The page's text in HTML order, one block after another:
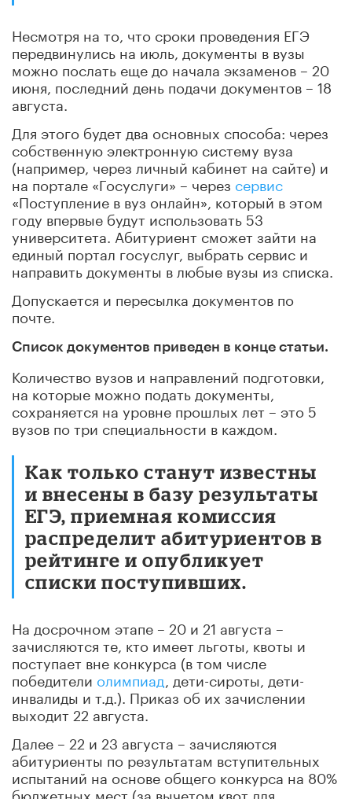
Несмотря на то, что сроки проведения ЕГЭ
передвинулись на июль, документы в вузы
можно послать еще до начала экзаменов – 20
июня, последний день подачи документов – 18
августа.
Для этого будет два основных способа: через
собственную электронную систему вуза
(например, через личный кабинет на сайте) и
на портале «Госуслуги» – через сервис
«Поступление в вуз онлайн», который в этом
году впервые будут использовать 53
университета. Абитуриент сможет зайти на
единый портал госуслуг, выбрать сервис и
направить документы в любые вузы из списка.
Допускается и пересылка документов по
почте.
Список документов приведен в конце статьи.
Количество вузов и направлений подготовки,
на которые можно подать документы,
сохраняется на уровне прошлых лет – это 5
вузов по три специальности в каждом.
Как только станут известны
и внесены в базу результаты
ЕГЭ, приемная комиссия
распределит абитуриентов в
рейтинге и опубликует
списки поступивших.
На досрочном этапе – 20 и 21 августа –
зачисляются те, кто имеет льготы, квоты и
поступает вне конкурса (в том числе
победители олимпиад , дети-сироты, дети-
инвалиды и т.д.). Приказ об их зачислении
выходит 22 августа.
Далее – 22 и 23 августа – зачисляются
абитуриенты по результатам вступительных
испытаний на основе общего конкурса на 80%
бюджетных мест (за вычетом квот для